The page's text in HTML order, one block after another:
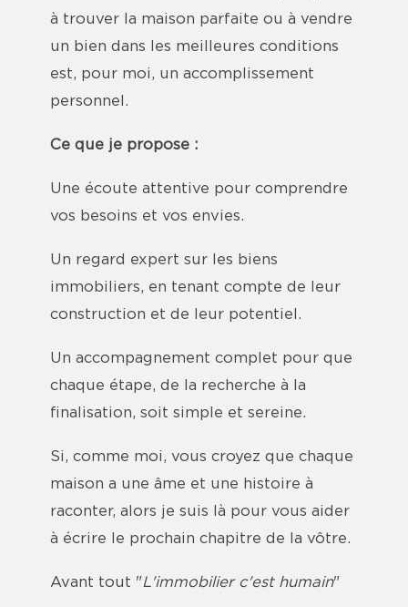
à trouver la maison parfaite ou à vendre
un bien dans les meilleures conditions
est, pour moi, un accomplissement
personnel.
Ce que je propose :
Une écoute attentive pour comprendre
vos besoins et vos envies.
Un regard expert sur les biens
immobiliers, en tenant compte de leur
construction et de leur potentiel.
Un accompagnement complet pour que
chaque étape, de la recherche à la
finalisation, soit simple et sereine.
Si, comme moi, vous croyez que chaque
maison a une âme et une histoire à
raconter, alors je suis là pour vous aider
à écrire le prochain chapitre de la vôtre.
Avant tout "L'immobilier c'est humain"